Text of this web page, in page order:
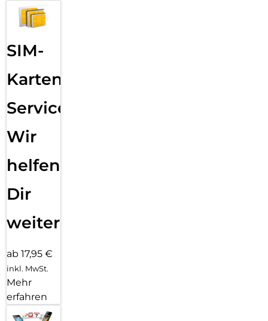
SIM-
Karten
Service:
Wir
helfen
Dir
weiter
ab 17,95 €
inkl. MwSt.
Mehr
erfahren